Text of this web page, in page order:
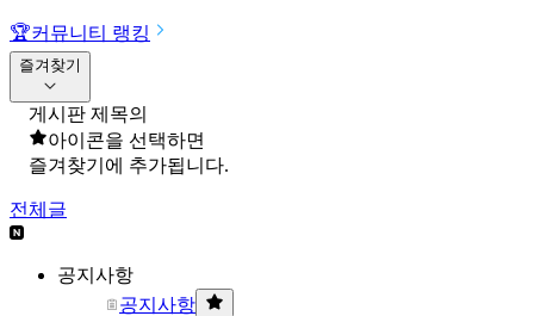
🏆커뮤니티 랭킹
즐겨찾기
게시판 제목의
아이콘을 선택하면
즐겨찾기에 추가됩니다.
전체글
공지사항
공지사항